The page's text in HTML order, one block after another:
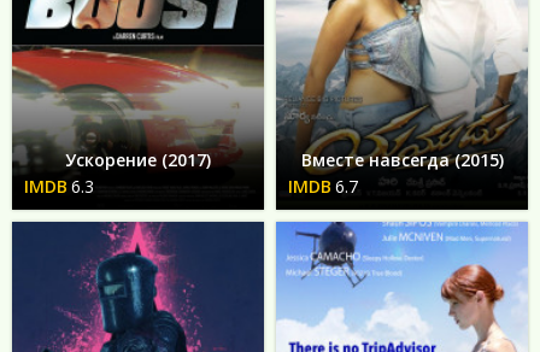
Ускорение (2017)
6.3
Вместе навсегда (2015)
6.7